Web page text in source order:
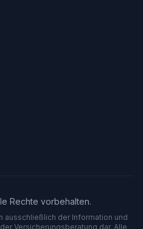
Rechte vorbehalten.
ausschließlich der Information und
Versicherungsberatung dar. Alle